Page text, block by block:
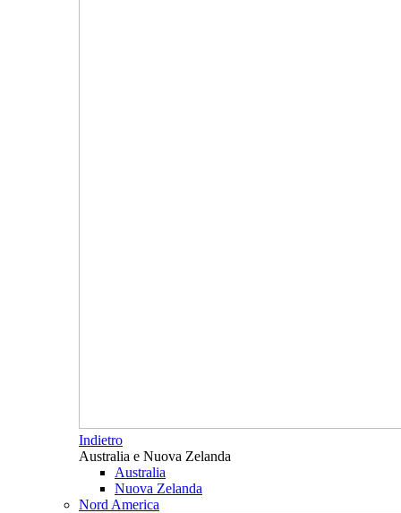
Indietro
Australia e Nuova Zelanda
Australia
Nuova Zelanda
Nord America